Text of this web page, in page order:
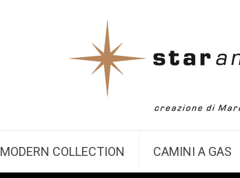
MODERN COLLECTION CAMINI A GAS